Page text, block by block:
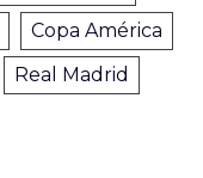
Copa América
Real Madrid